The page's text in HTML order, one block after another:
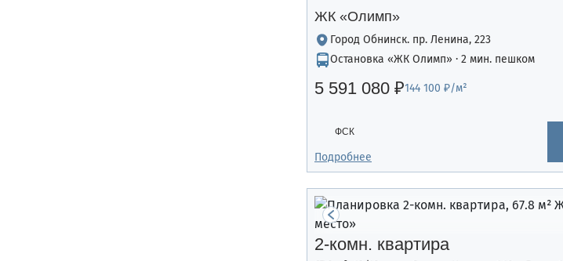
ЖК «Олимп»
Город Обнинск. пр. Ленина, 223
Остановка «ЖК Олимп» · 2 мин. пешком
5 591 080 ₽144 100 ₽/м²
ФСК
Подробнее
2-комн. квартира